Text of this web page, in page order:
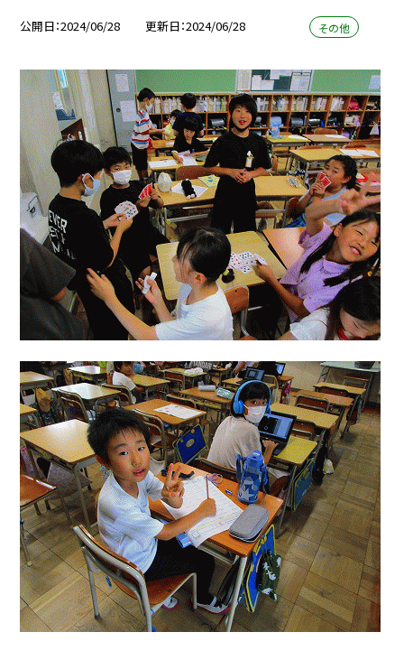
公開日 2024/06/28 更新日 2024/06/28 その他